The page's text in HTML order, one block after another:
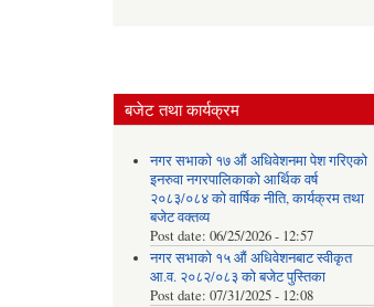
बजेट तथा कार्यक्रम
नगर सभाको १७ औं अधिवेशनमा पेश गरिएको
इनरुवा नगरपालिकाको आर्थिक वर्ष
२०८३/०८४ को वार्षिक नीति, कार्यक्रम तथा
बजेट वक्तव्य
Post date: 06/25/2026 - 12:57
नगर सभाको १५ औं अधिवेशनबाट स्वीकृत
आ.व. २०८२/०८३ को बजेट पुस्तिका
Post date: 07/31/2025 - 12:08